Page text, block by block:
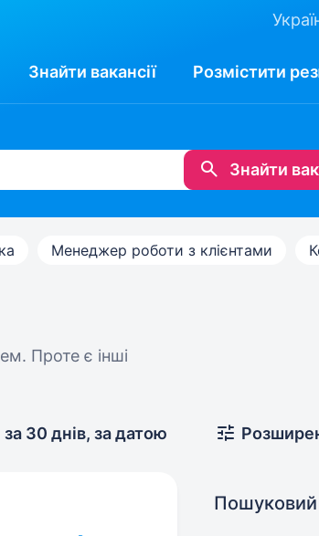
Знайти вакансії Розмістити
Знайти
Менеджер роботи з клієнтами
Проте є інші
за 30 днів, за датою
Пошуковий